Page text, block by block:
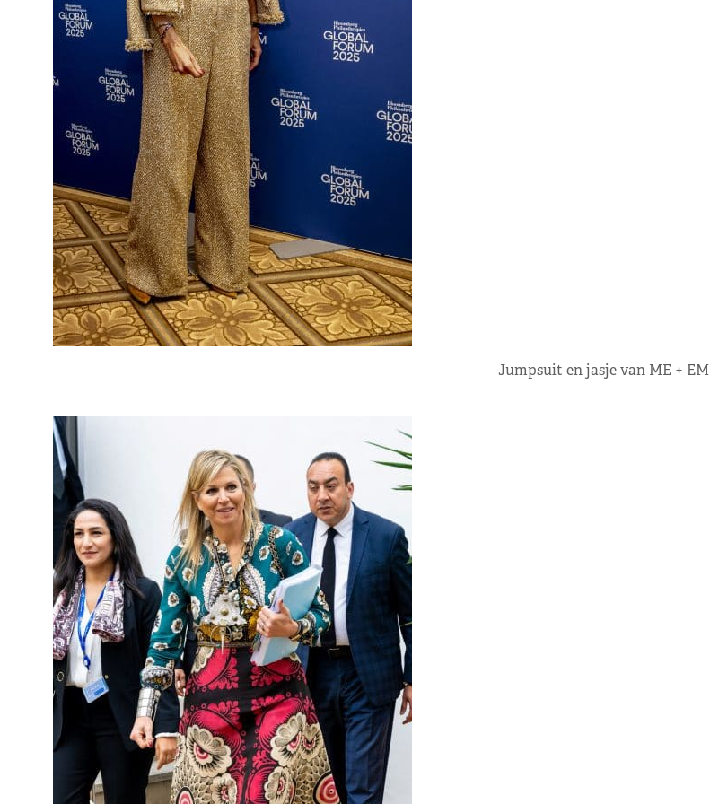
Jumpsuit en jasje van ME + EM